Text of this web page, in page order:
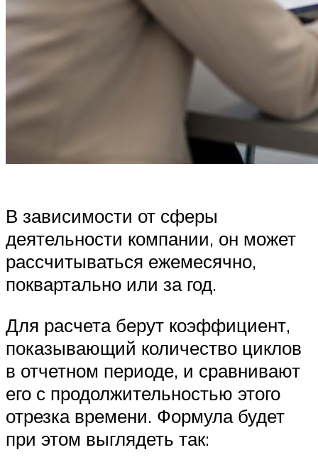
В зависимости от сферы
деятельности компании, он может
рассчитываться ежемесячно,
поквартально или за год.
Для расчета берут коэффициент,
показывающий количество циклов
в отчетном периоде, и сравнивают
его с продолжительностью этого
отрезка времени. Формула будет
при этом выглядеть так: